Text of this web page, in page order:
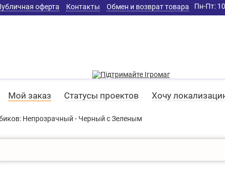
оферта Контакты Обмен и возврат товара Пн-Пт:
Мой заказ Статусы проектов Хочу
Непрозрачный - Черный с Зеленым